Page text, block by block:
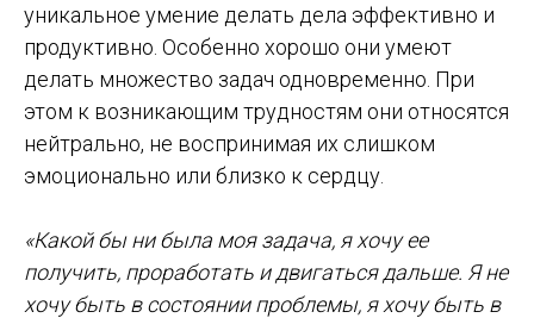
уникальное умение делать дела эффективно и
продуктивно. Особенно хорошо они умеют
делать множество задач одновременно. При
этом к возникающим трудностям они относятся
нейтрально, не воспринимая их слишком
эмоционально или близко к сердцу.
«Какой бы ни была моя задача, я хочу ее
получить, проработать и двигаться дальше. Я не
хочу быть в состоянии проблемы, я хочу быть в